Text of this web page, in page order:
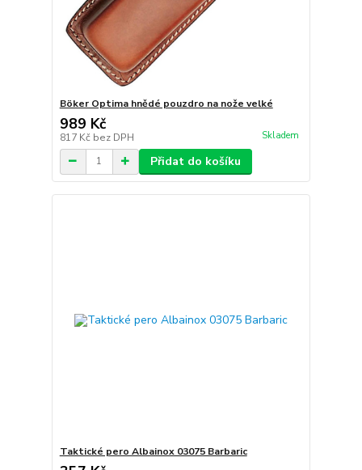
Böker Optima hnědé pouzdro na nože velké
989 Kč
817 Kč bez DPH Skladem
Přidat do košíku
Taktické pero Albainox 03075 Barbaric